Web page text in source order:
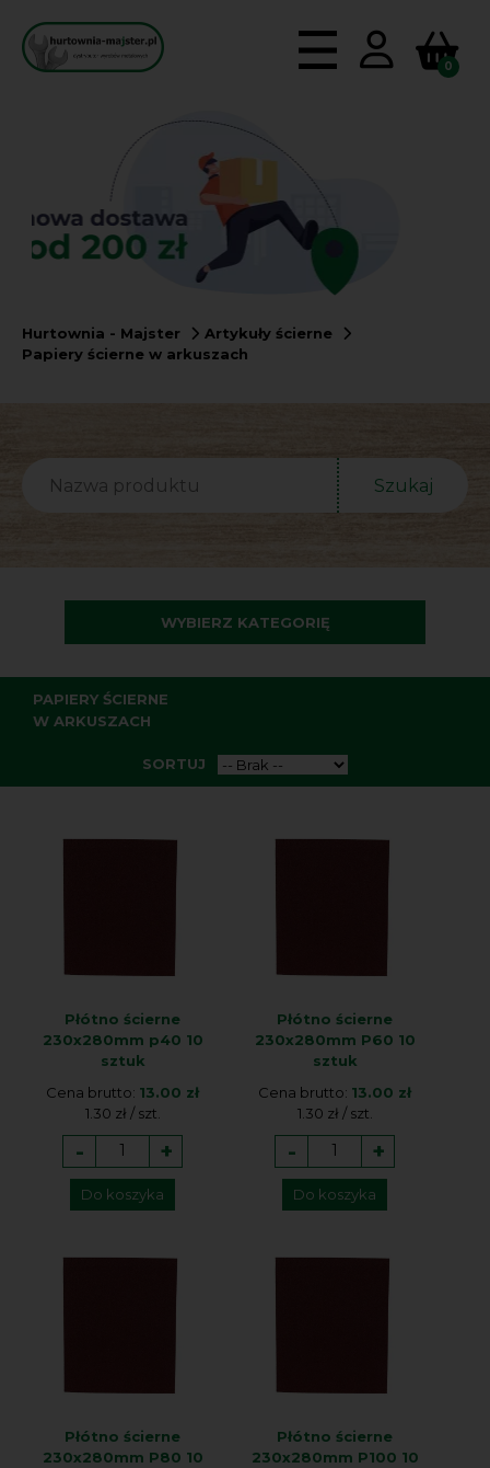
0
Hurtownia - Majster
Artykuły ścierne
Papiery ścierne w arkuszach
WYBIERZ KATEGORIĘ
Szukaj
PAPIERY ŚCIERNE
W ARKUSZACH
SORTUJ
Płótno ścierne
230x280mm p40 10
sztuk
Cena brutto: 13.00 zł
1.30 zł / szt.
- +
Do koszyka
Płótno ścierne
230x280mm P60 10
sztuk
Cena brutto: 13.00 zł
1.30 zł / szt.
- +
Do koszyka
Płótno ścierne
230x280mm P80 10
Płótno ścierne
230x280mm P100 10